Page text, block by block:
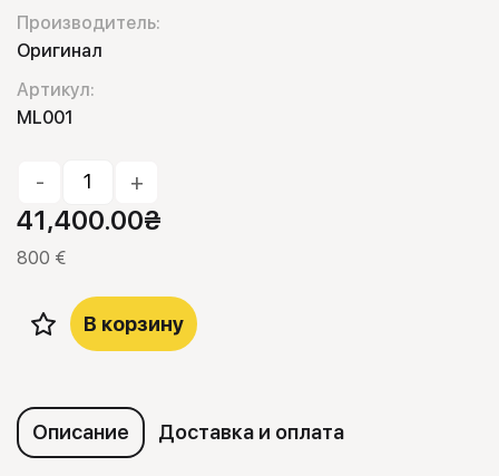
Производитель:
Оригинал
Артикул:
ML001
- +
41,400.00₴
800 €
В корзину
Описание Доставка и оплата